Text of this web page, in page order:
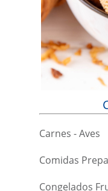
Carnes - Aves
Comidas
Congelados